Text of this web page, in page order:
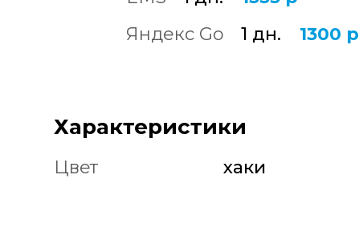
Яндекс Go
1 дн. 1300 р
Характеристики
Цвет хаки